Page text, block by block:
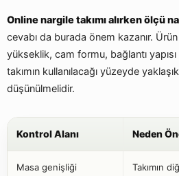
Online nargile takımı alırken ölçü
cevabı da burada önem kazanır.
yükseklik, cam formu, bağlantı
takımın kullanılacağı yüzeyde
düşünülmelidir.
Kontrol Alanı Neden
Masa genişliği
Takımın